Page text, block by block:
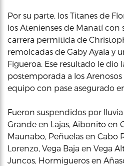
Por su parte, los Titanes de
los Atenienses de Manatí con
carrera permitida de
remolcadas de Gaby Ayala y
Figueroa. Ese resultado le dio
postemporada a los
equipo con pase asegurado
Fueron suspendidos por
Grande en Lajas, Aibonito en
Maunabo, Peñuelas en Cabo
Lorenzo, Vega Baja en Vega
Juncos, Hormigueros en